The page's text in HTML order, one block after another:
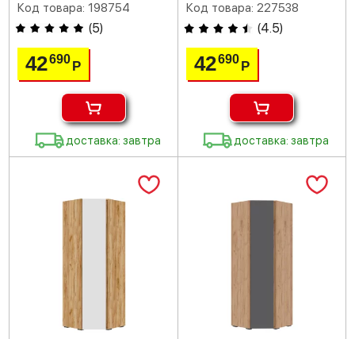
Код товара: 198754
(5)
42690Р
доставка: завтра
Код товара: 227538
(4.5)
42690 Р
доставка: завтра